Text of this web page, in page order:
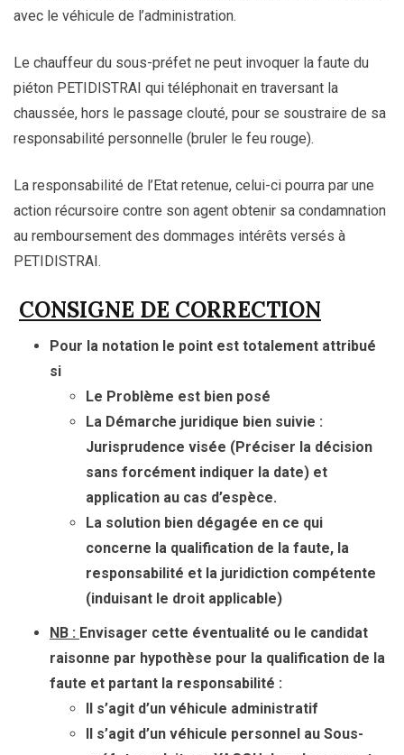
avec le véhicule de l’administration.
Le chauffeur du sous-préfet ne peut invoquer la faute du
piéton PETIDISTRAI qui téléphonait en traversant la
chaussée, hors le passage clouté, pour se soustraire de sa
responsabilité personnelle (bruler le feu rouge).
La responsabilité de l’Etat retenue, celui-ci pourra par une
action récursoire contre son agent obtenir sa condamnation
au remboursement des dommages intérêts versés à
PETIDISTRAI.
CONSIGNE DE CORRECTION
Pour la notation le point est totalement attribué
si
Le Problème est bien posé
La Démarche juridique bien suivie :
Jurisprudence visée (Préciser la décision
sans forcément indiquer la date) et
application au cas d’espèce.
La solution bien dégagée en ce qui
concerne la qualification de la faute, la
responsabilité et la juridiction compétente
(induisant le droit applicable)
NB : Envisager cette éventualité ou le candidat
raisonne par hypothèse pour la qualification de la
faute et partant la responsabilité :
Il s’agit d’un véhicule administratif
Il s’agit d’un véhicule personnel au Sous-